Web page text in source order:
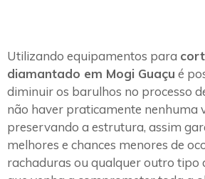
Utilizando equipamentos para
diamantado em Mogi Guaçu é
diminuir os barulhos no processo
não haver praticamente nenhuma
preservando a estrutura, assim
melhores e chances menores de
rachaduras ou qualquer outro tipo